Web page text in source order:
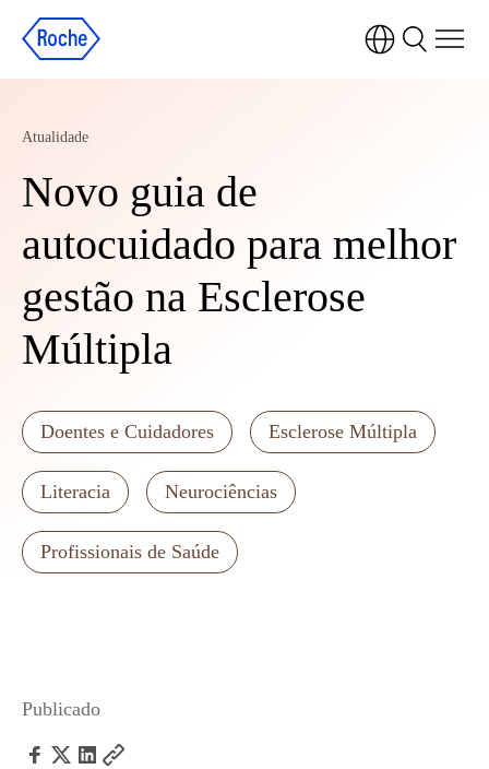
Atualidade
Novo guia de
autocuidado para melhor
gestão na Esclerose
Múltipla
Doentes e Cuidadores Esclerose Múltipla
Literacia Neurociências
Profissionais de Saúde
Publicado